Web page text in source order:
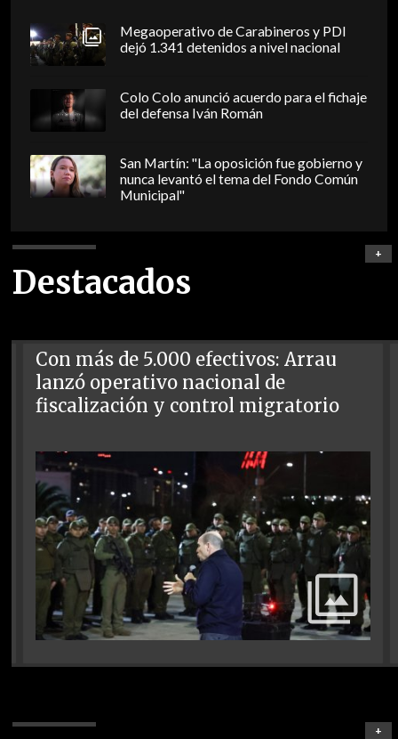
Megaoperativo de Carabineros y PDI
dejó 1.341 detenidos a nivel nacional
Colo Colo anunció acuerdo para el fichaje
del defensa Iván Román
San Martín: "La oposición fue gobierno y
nunca levantó el tema del Fondo Común
Municipal"
Destacados
+
Con más de 5.000 efectivos: Arrau
lanzó operativo nacional de
fiscalización y control migratorio
+